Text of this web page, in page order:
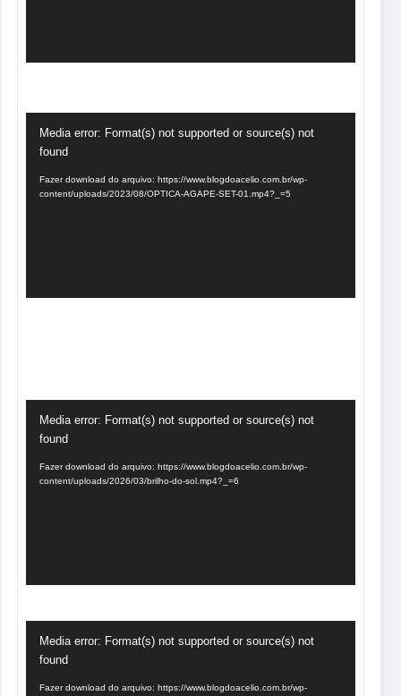
de
Media error: Format(s) not supported or source(s) not
found
Fazer download do arquivo: https://www.blogdoacelio.com.br/wp-
content/uploads/2023/08/OPTICA-AGAPE-SET-01.mp4?_=5
de
Media error: Format(s) not supported or source(s) not
found
Fazer download do arquivo: https://www.blogdoacelio.com.br/wp-
content/uploads/2026/03/brilho-do-sol.mp4?_=6
de
Media error: Format(s) not supported or source(s) not
found
Fazer download do arquivo: https://www.blogdoacelio.com.br/wp-